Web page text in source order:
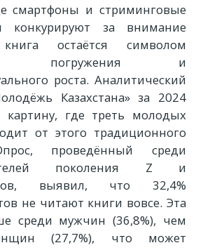
смартфоны и стриминговые
конкурируют за внимание
остаётся символом
погружения и
роста. Аналитический
Казахстана» за 2024
картину, где треть молодых
от этого традиционного
проведённый среди
поколения Z и
выявил, что 32,4%
не читают книги вовсе. Эта
среди мужчин (36,8%), чем
(27,7%), что может